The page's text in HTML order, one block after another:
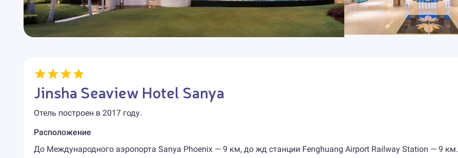
Jinsha Seaview Hotel Sanya
Отель построен в 2017 году.
Расположение
До Международного аэропорта Sanya Phoenix — 9 км, до жд станции Fenghuang Airport Railway Station — 9 км.